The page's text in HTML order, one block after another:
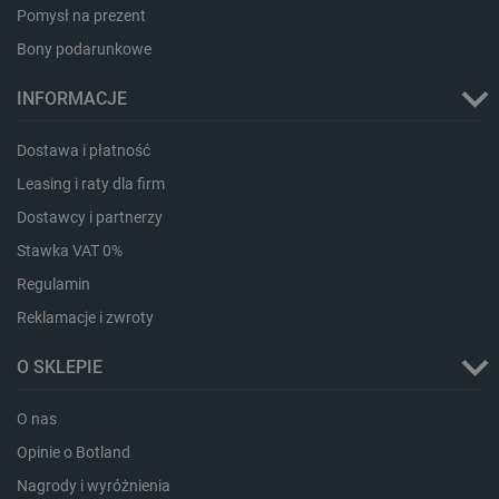
Pomysł na prezent
Bony podarunkowe
INFORMACJE
Dostawa i płatność
Leasing i raty dla firm
Dostawcy i partnerzy
Stawka VAT 0%
Regulamin
Reklamacje i zwroty
O SKLEPIE
O nas
Opinie o Botland
Nagrody i wyróżnienia
PHPSESSID